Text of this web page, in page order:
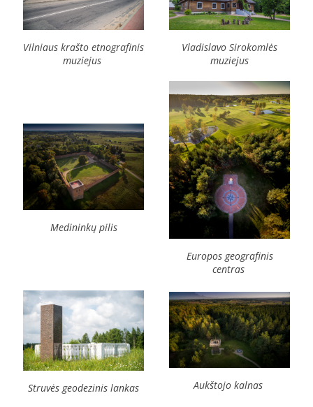
Vilniaus krašto etnografinis
muziejus
Vladislavo Sirokomlės
muziejus
Medininkų pilis
Europos geografinis
centras
Struvės geodezinis lankas Aukštojo kalnas